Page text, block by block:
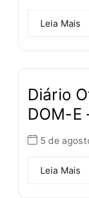
Leia Mais
Diário
DOM-E
5 de
Leia Mais